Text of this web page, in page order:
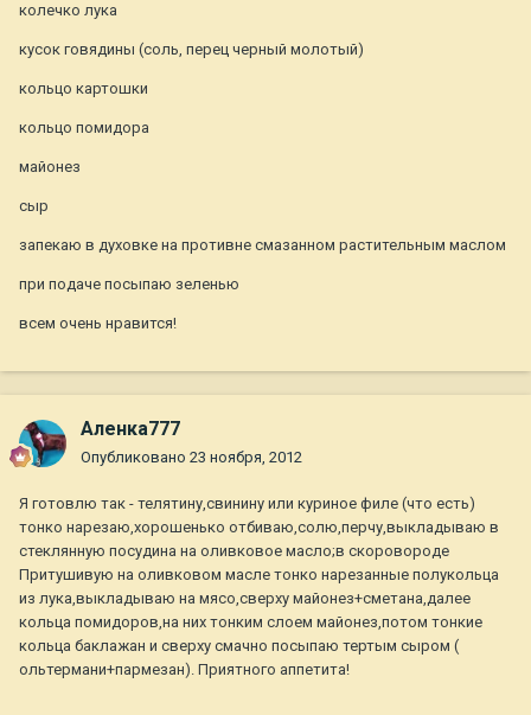
колечко лука
кусок говядины (соль, перец черный молотый)
кольцо картошки
кольцо помидора
майонез
сыр
запекаю в духовке на противне смазанном растительным маслом
при подаче посыпаю зеленью
всем очень нравится!
Аленка777
Опубликовано 23 ноября, 2012
Я готовлю так - телятину,свинину или куриное филе (что есть)
тонко нарезаю,хорошенько отбиваю,солю,перчу,выкладываю в
стеклянную посудина на оливковое масло;в скоровороде
Притушивую на оливковом масле тонко нарезанные полукольца
из лука,выкладываю на мясо,сверху майонез+сметана,далее
кольца помидоров,на них тонким слоем майонез,потом тонкие
кольца баклажан и сверху смачно посыпаю тертым сыром (
ольтермани+пармезан). Приятного аппетита!